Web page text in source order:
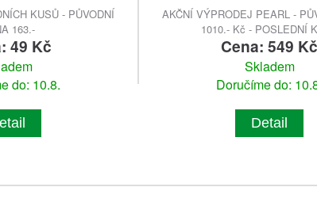
KUSŮ - PŮVODNÍ
163.-
49 Kč
do: 10.8.
AKČNÍ VÝPRODEJ PEARL -
1010.- Kč - POSLEDNÍ
Cena: 549 Kč
Skladem
Doručíme do:
Detail